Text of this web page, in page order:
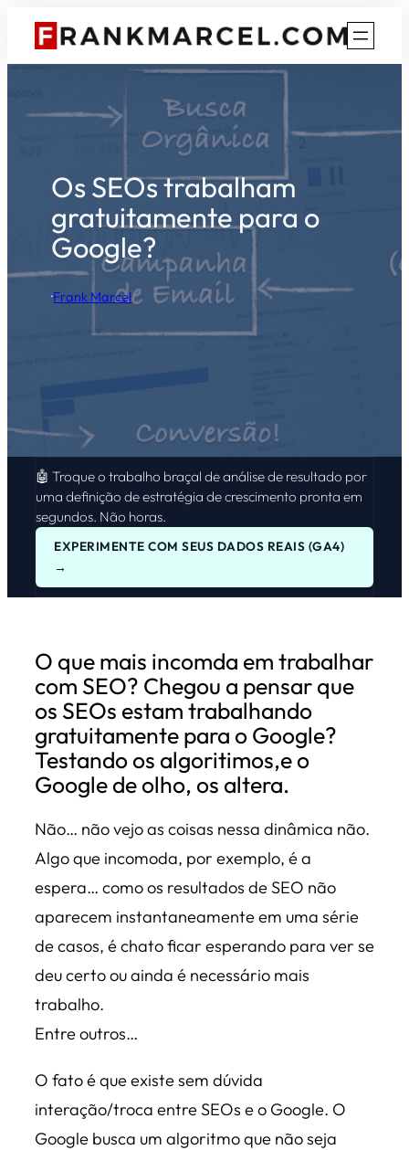
Pular
para
conteúdo
Os SEOs trabalham
gratuitamente para o
Google?
·Frank Marcel
🤖 Troque o trabalho braçal de análise de resultado por
uma definição de estratégia de crescimento pronta em
segundos. Não horas.
EXPERIMENTE COM SEUS DADOS REAIS (GA4)
→
O que mais incomda em trabalhar
com SEO? Chegou a pensar que
os SEOs estam trabalhando
gratuitamente para o Google?
Testando os algoritimos,e o
Google de olho, os altera.
Não… não vejo as coisas nessa dinâmica não.
Algo que incomoda, por exemplo, é a
espera… como os resultados de SEO não
aparecem instantaneamente em uma série
de casos, é chato ficar esperando para ver se
deu certo ou ainda é necessário mais
trabalho.
Entre outros…
O fato é que existe sem dúvida
interação/troca entre SEOs e o Google. O
Google busca um algoritmo que não seja